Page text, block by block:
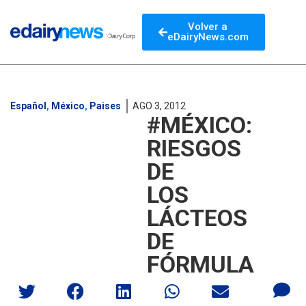
Volver a
eDairyNews.com
Español , México, Paises AGO 3, 2012
#MÉXICO:
RIESGOS
DE
LOS
LÁCTEOS
DE
FÓRMULA